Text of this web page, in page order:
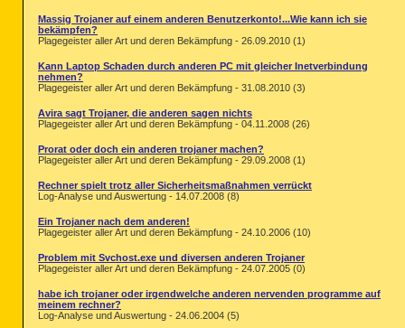
Massig Trojaner auf einem anderen Benutzerkonto!...Wie kann ich sie
bekämpfen?
Plagegeister aller Art und deren Bekämpfung - 26.09.2010 (1)
Kann Laptop Schaden durch anderen PC mit gleicher Inetverbindung
nehmen?
Plagegeister aller Art und deren Bekämpfung - 31.08.2010 (3)
Avira sagt Trojaner, die anderen sagen nichts
Plagegeister aller Art und deren Bekämpfung - 04.11.2008 (26)
Prorat oder doch ein anderen trojaner machen?
Plagegeister aller Art und deren Bekämpfung - 29.09.2008 (1)
Rechner spielt trotz aller Sicherheitsmaßnahmen verrückt
Log-Analyse und Auswertung - 14.07.2008 (8)
Ein Trojaner nach dem anderen!
Plagegeister aller Art und deren Bekämpfung - 24.10.2006 (10)
Problem mit Svchost.exe und diversen anderen Trojaner
Plagegeister aller Art und deren Bekämpfung - 24.07.2005 (0)
habe ich trojaner oder irgendwelche anderen nervenden programme auf
meinem rechner?
Log-Analyse und Auswertung - 24.06.2004 (5)